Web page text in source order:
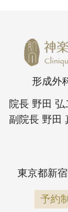
形成外
院長 野田 弘
副院長 野田
東京都新
予約制